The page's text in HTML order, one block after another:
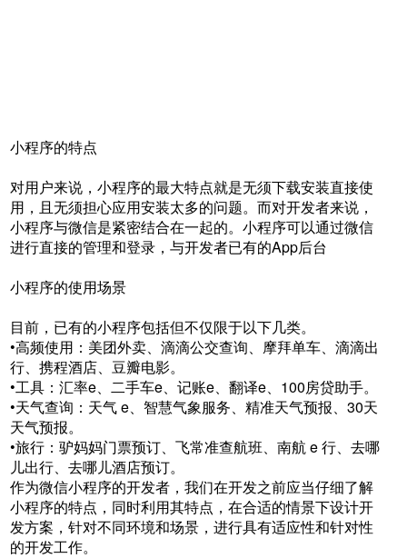
小程序的特点
对用户来说，小程序的最大特点就是无须下载安装直接使
用，且无须担心应用安装太多的问题。而对开发者来说，
小程序与微信是紧密结合在一起的。小程序可以通过微信
进行直接的管理和登录，与开发者已有的App后台
小程序的使用场景
目前，已有的小程序包括但不仅限于以下几类。
•高频使用：美团外卖、滴滴公交查询、摩拜单车、滴滴出
行、携程酒店、豆瓣电影。
•工具：汇率e、二手车e、记账e、翻译e、100房贷助手。
•天气查询：天气 e、智慧气象服务、精准天气预报、30天
天气预报。
•旅行：驴妈妈门票预订、飞常准查航班、南航 e 行、去哪
儿出行、去哪儿酒店预订。
作为微信小程序的开发者，我们在开发之前应当仔细了解
小程序的特点，同时利用其特点，在合适的情景下设计开
发方案，针对不同环境和场景，进行具有适应性和针对性
的开发工作。